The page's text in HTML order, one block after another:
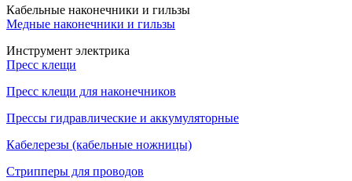
Кабельные наконечники и гильзы
Медные наконечники и гильзы
Инструмент электрика
Пресс клещи
Пресс клещи для наконечников
Прессы гидравлические и аккумуляторные
Кабелерезы (кабельные ножницы)
Стрипперы для проводов